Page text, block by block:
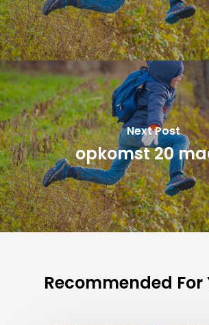
Next Post
opkomst 20
Recommended For